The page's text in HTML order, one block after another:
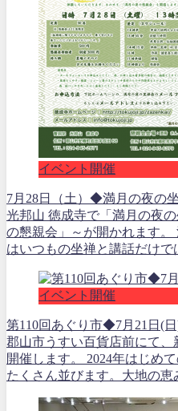
イベント開催
7月28日（土）◆満月の夜の
光邦山 徳成寺で「満月の夜
の懇親会」～が開かれます
はいつもの坐禅と講話だけで
イベント開催
第110回あぐり市◆7月21日(
郡山市うすい百貨店前にて
開催します。 2024年はじめ
たくさん並びます。大地の恵